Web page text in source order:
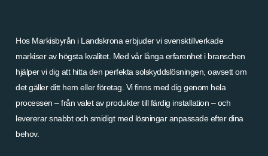
Hos Markisbyrån i Landskrona erbjuder vi svensktillverkade
markiser av högsta kvalitet. Med vår långa erfarenhet i branschen
hjälper vi dig att hitta den perfekta solskyddslösningen, oavsett om
det gäller ditt hem eller företag. Vi finns med dig genom hela
processen – från valet av produkter till färdig installation – och
levererar snabbt och smidigt med lösningar anpassade efter dina
behov.